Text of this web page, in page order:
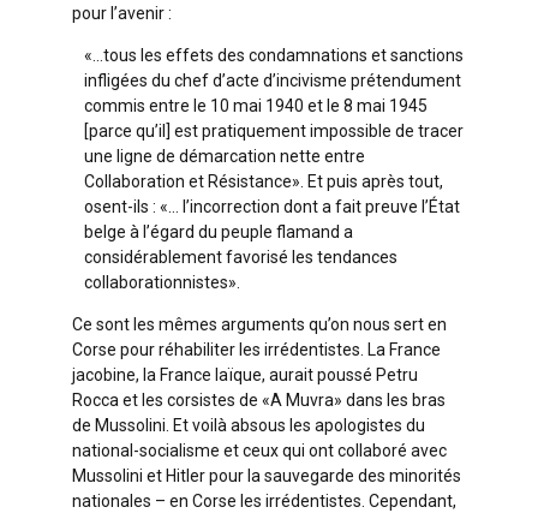
pour l’avenir :
«…tous les effets des condamnations et sanctions
infligées du chef d’acte d’incivisme prétendument
commis entre le 10 mai 1940 et le 8 mai 1945
[parce qu’il] est pratiquement impossible de tracer
une ligne de démarcation nette entre
Collaboration et Résistance». Et puis après tout,
osent-ils : «… l’incorrection dont a fait preuve l’État
belge à l’égard du peuple flamand a
considérablement favorisé les tendances
collaborationnistes».
Ce sont les mêmes arguments qu’on nous sert en
Corse pour réhabiliter les irrédentistes. La France
jacobine, la France laïque, aurait poussé Petru
Rocca et les corsistes de «A Muvra» dans les bras
de Mussolini. Et voilà absous les apologistes du
national-socialisme et ceux qui ont collaboré avec
Mussolini et Hitler pour la sauvegarde des minorités
nationales – en Corse les irrédentistes. Cependant,